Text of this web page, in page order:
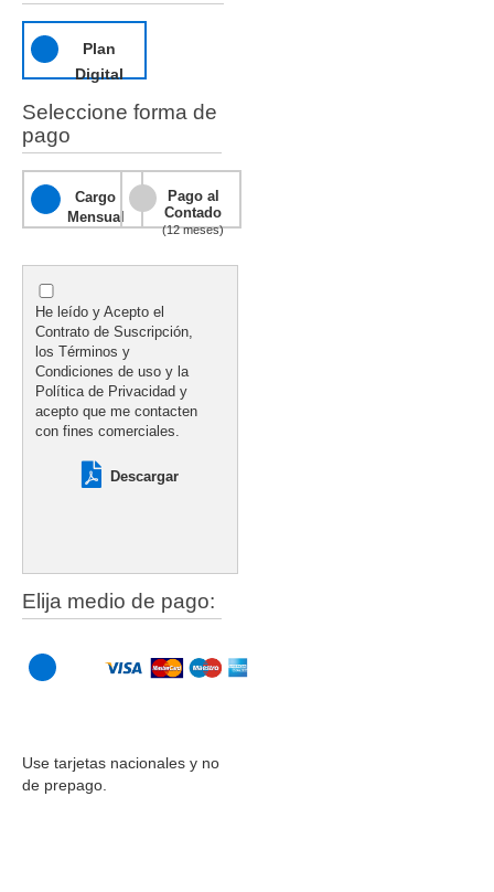
Plan
Digital
Seleccione forma de
pago
Cargo
Mensual
Pago al
Contado
(12 meses)
He leído y Acepto el
Contrato de Suscripción,
los Términos y
Condiciones de uso y la
Política de Privacidad y
acepto que me contacten
con fines comerciales.
Descargar
Elija medio de pago:
Use tarjetas nacionales y no
de prepago.